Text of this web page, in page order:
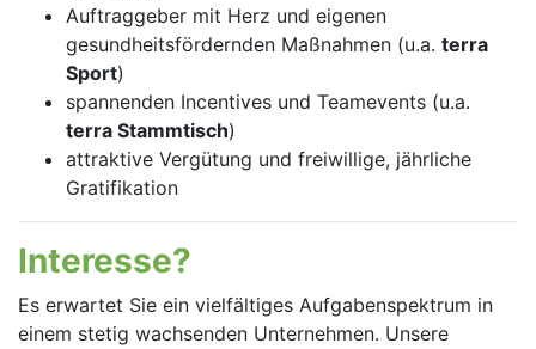
Auftraggeber mit Herz und eigenen
gesundheitsfördernden Maßnahmen (u.a. terra
Sport)
spannenden Incentives und Teamevents (u.a.
terra Stammtisch)
attraktive Vergütung und freiwillige, jährliche
Gratifikation
Interesse?
Es erwartet Sie ein vielfältiges Aufgabenspektrum in
einem stetig wachsenden Unternehmen. Unsere